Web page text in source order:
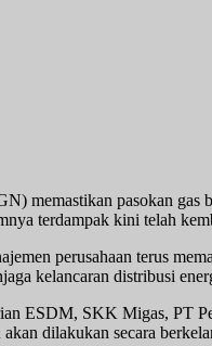
pasokan gas
terdampak kini telah
perusahaan terus
kelancaran distribusi
ESDM, SKK Migas, PT
dilakukan secara